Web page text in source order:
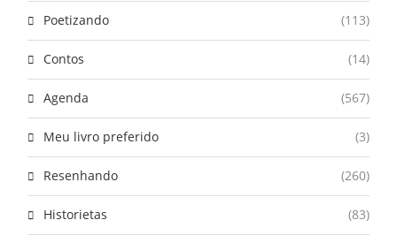
Poetizando (113)
Contos (14)
Agenda (567)
Meu livro preferido (3)
Resenhando (260)
Historietas (83)